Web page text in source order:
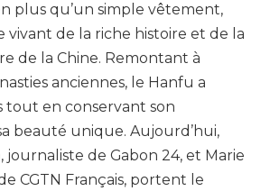
plus qu’un simple vêtement,
vivant de la riche histoire et de la
de la Chine. Remontant à
anciennes, le Hanfu a
tout en conservant son
beauté unique. Aujourd’hui,
journaliste de Gabon 24, et Marie
CGTN Français, portent le